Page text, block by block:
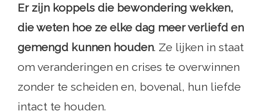
Er zijn koppels die bewondering wekken,
die weten hoe ze elke dag meer verliefd en
gemengd kunnen houden. Ze lijken in staat
om veranderingen en crises te overwinnen
zonder te scheiden en, bovenal, hun liefde
intact te houden.